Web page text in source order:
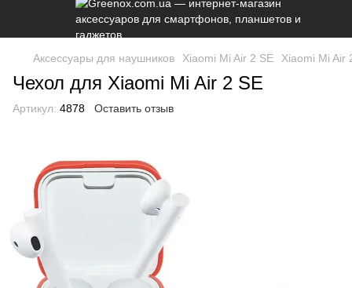
Аксессуары для наушников Xiaomi Mi Air 2 SE Xiaomi Mi Air
Чехол для Xiaomi Mi Air 2 SE
Артикул: 4878 Оставить отзыв